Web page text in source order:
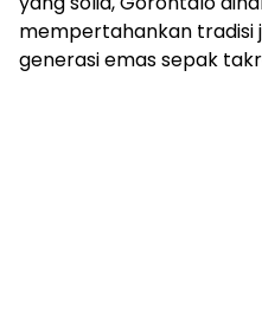
mempertahankan tradisi
generasi emas sepak